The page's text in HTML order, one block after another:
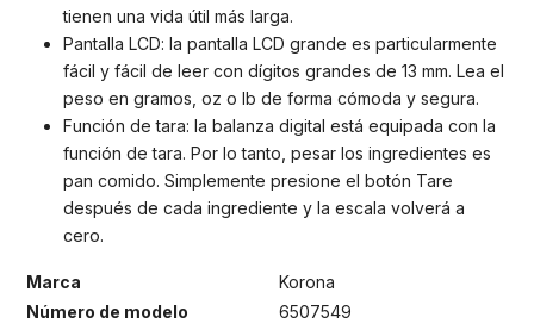
tienen una vida útil más larga.
Pantalla LCD: la pantalla LCD grande es particularmente
fácil y fácil de leer con dígitos grandes de 13 mm. Lea el
peso en gramos, oz o lb de forma cómoda y segura.
Función de tara: la balanza digital está equipada con la
función de tara. Por lo tanto, pesar los ingredientes es
pan comido. Simplemente presione el botón Tare
después de cada ingrediente y la escala volverá a
cero.
Marca
Korona
Número de modelo
6507549